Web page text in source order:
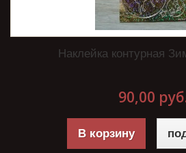
Наклейка контурная
90,00
В корзину